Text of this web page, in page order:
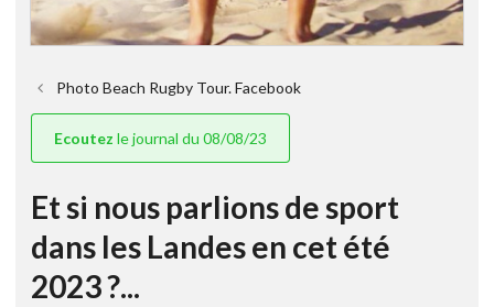
Photo Beach Rugby Tour. Facebook
Ecoutez le journal du 08/08/23
Et si nous parlions de sport
dans les Landes en cet été
2023 ?...